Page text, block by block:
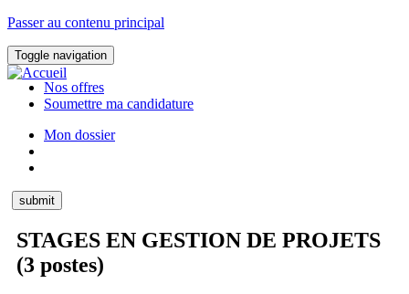
Passer au contenu principal
Toggle navigation
Nos offres
Soumettre ma candidature
Mon dossier
STAGES EN GESTION DE PROJETS
(3 postes)